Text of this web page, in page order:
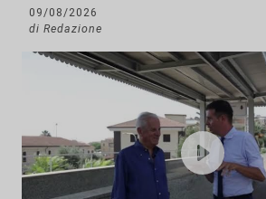
09/08/2026
di Redazione